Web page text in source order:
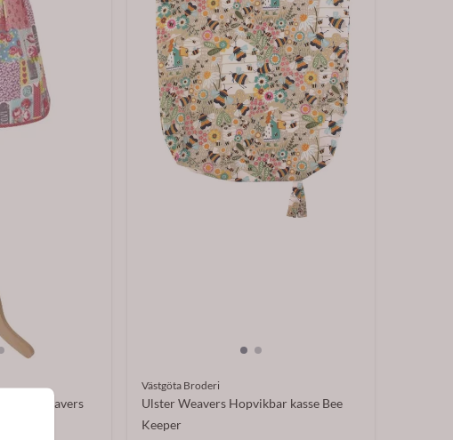
Weavers
Västgöta Broderi
Ulster Weavers Hopvikbar kasse Bee
Keeper